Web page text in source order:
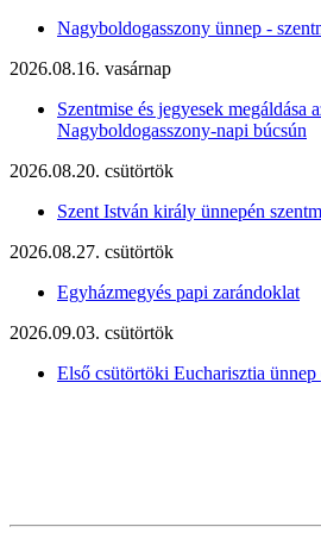
Nagyboldogasszony ünnep -
2026.08.16. vasárnap
Szentmise és jegyesek megáldása
Nagyboldogasszony-napi búcsún
2026.08.20. csütörtök
Szent István király ünnepén
2026.08.27. csütörtök
Egyházmegyés papi zarándoklat
2026.09.03. csütörtök
Első csütörtöki Eucharisztia